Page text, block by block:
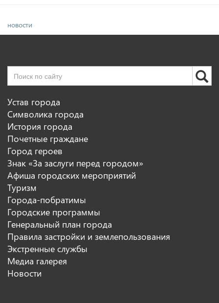
новости
Устав города
Символика города
История города
Почетные граждане
Город героев
Знак «За заслуги перед городом»
Афиша городских мероприятий
Туризм
Города-побратимы
Городские программы
Генеральный план города
Правила застройки и землепользования
Экстренные службы
Медиа галерея
Новости